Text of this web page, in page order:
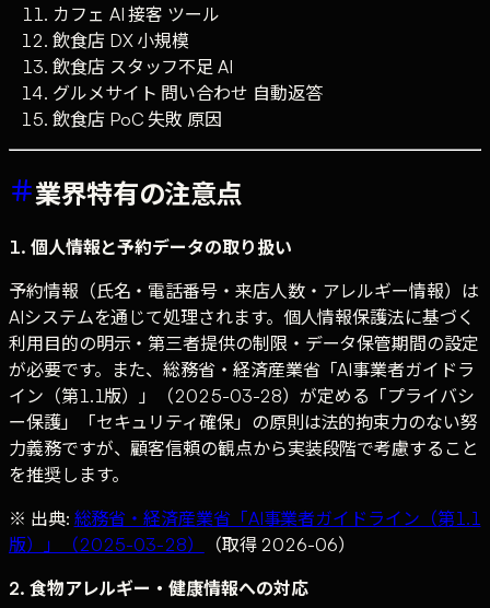
カフェ AI 接客 ツール
飲食店 DX 小規模
飲食店 スタッフ不足 AI
グルメサイト 問い合わせ 自動返答
飲食店 PoC 失敗 原因
業界特有の注意点
1. 個人情報と予約データの取り扱い
予約情報（氏名・電話番号・来店人数・アレルギー情報）は
AIシステムを通じて処理されます。個人情報保護法に基づく
利用目的の明示・第三者提供の制限・データ保管期間の設定
が必要です。また、総務省・経済産業省「AI事業者ガイドラ
イン（第1.1版）」（2025-03-28）が定める「プライバシ
ー保護」「セキュリティ確保」の原則は法的拘束力のない努
力義務ですが、顧客信頼の観点から実装段階で考慮すること
を推奨します。
※ 出典: 総務省・経済産業省「AI事業者ガイドライン（第1.1
版）」（2025-03-28）
（取得 2026-06）
2. 食物アレルギー・健康情報への対応